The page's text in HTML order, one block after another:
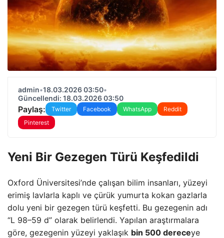
admin•18.03.2026 03:50•
Güncellendi: 18.03.2026 03:50
Paylaş: Twitter Facebook WhatsApp
Reddit
Pinterest
Yeni Bir Gezegen Türü Keşfedildi
Oxford Üniversitesi’nde çalışan bilim insanları, yüzeyi
erimiş lavlarla kaplı ve çürük yumurta kokan gazlarla
dolu yeni bir gezegen türü keşfetti. Bu gezegenin adı
“L 98–59 d” olarak belirlendi. Yapılan araştırmalara
göre, gezegenin yüzeyi yaklaşık bin 500 dereceye